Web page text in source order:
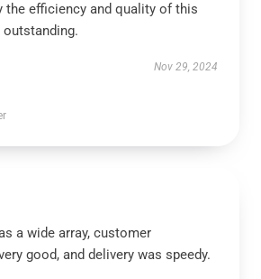
the efficiency and quality of this
outstanding.
Nov 29, 2024
a wide array, customer
good, and delivery was speedy.